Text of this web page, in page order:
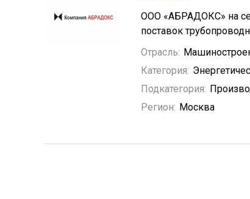
ООО «АБРАДОКС» на
поставок
Отрасль:
Категория:
Подкатегория:
Регион: Москва